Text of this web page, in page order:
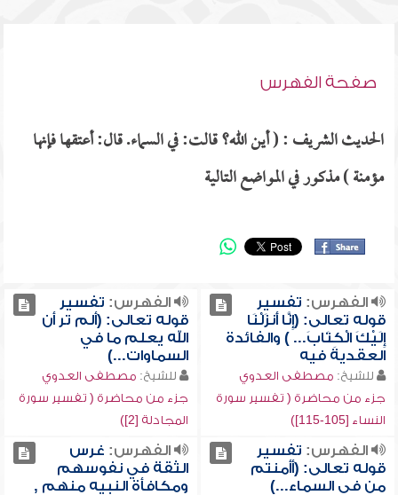
صفحة الفهرس
الحديث الشريف : ( أين الله؟ قالت: في السماء. قال: أعتقها فإنها
مؤمنة ) مذكور في المواضع التالية
الفهرس: تفسير
قوله تعالى: (إِنَّا أَنزَلْنَا
إِلَيْكَ الْكِتَابَ... ) والفائدة
العقدية فيه
للشيخ: مصطفى العدوي
جزء من محاضرة ( تفسير سورة
النساء [105-115])
الفهرس: تفسير
قوله تعالى: (ألم تر أن
الله يعلم ما في
السماوات...)
للشيخ: مصطفى العدوي
جزء من محاضرة ( تفسير سورة
المجادلة [2])
الفهرس: تفسير
قوله تعالى: (أأمنتم
من في السماء...)
الفهرس: غرس
الثقة في نفوسهم
ومكافأة النبيه منهم ,